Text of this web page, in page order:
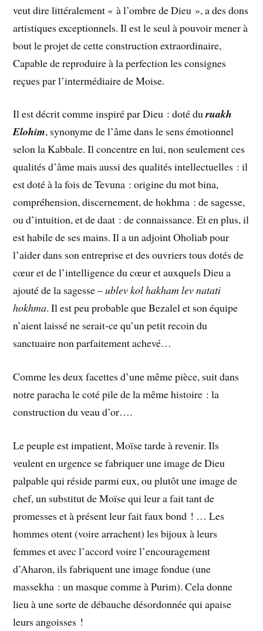
veut dire littéralement « à l’ombre de Dieu », a des dons
artistiques exceptionnels. Il est le seul à pouvoir mener à
bout le projet de cette construction extraordinaire,
Capable de reproduire à la perfection les consignes
reçues par l’intermédiaire de Moise.
Il est décrit comme inspiré par Dieu : doté duruakh
Elohim, synonyme de l’âme dans le sens émotionnel
selon la Kabbale. Il concentre en lui, non seulement ces
qualités d’âme mais aussi des qualités intellectuelles : il
est doté à la fois de Tevuna : origine du mot bina,
compréhension, discernement, de hokhma : de sagesse,
ou d’intuition, et de daat : de connaissance. Et en plus, il
est habile de ses mains. Il a un adjoint Oholiab pour
l’aider dans son entreprise et des ouvriers tous dotés de
cœur et de l’intelligence du cœur et auxquels Dieu a
ajouté de la sagesse –ublev kol hakham lev natati
hokhma. Il est peu probable que Bezalel et son équipe
n’aient laissé ne serait-ce qu’un petit recoin du
sanctuaire non parfaitement achevé…
Comme les deux facettes d’une même pièce, suit dans
notre paracha le coté pile de la même histoire : la
construction du veau d’or….
Le peuple est impatient, Moïse tarde à revenir. Ils
veulent en urgence se fabriquer une image de Dieu
palpable qui réside parmi eux, ou plutôt une image de
chef, un substitut de Moïse qui leur a fait tant de
promesses et à présent leur fait faux bond ! … Les
hommes otent (voire arrachent) les bijoux à leurs
femmes et avec l’accord voire l’encouragement
d’Aharon, ils fabriquent une image fondue (une
massekha : un masque comme à Purim). Cela donne
lieu à une sorte de débauche désordonnée qui apaise
leurs angoisses !